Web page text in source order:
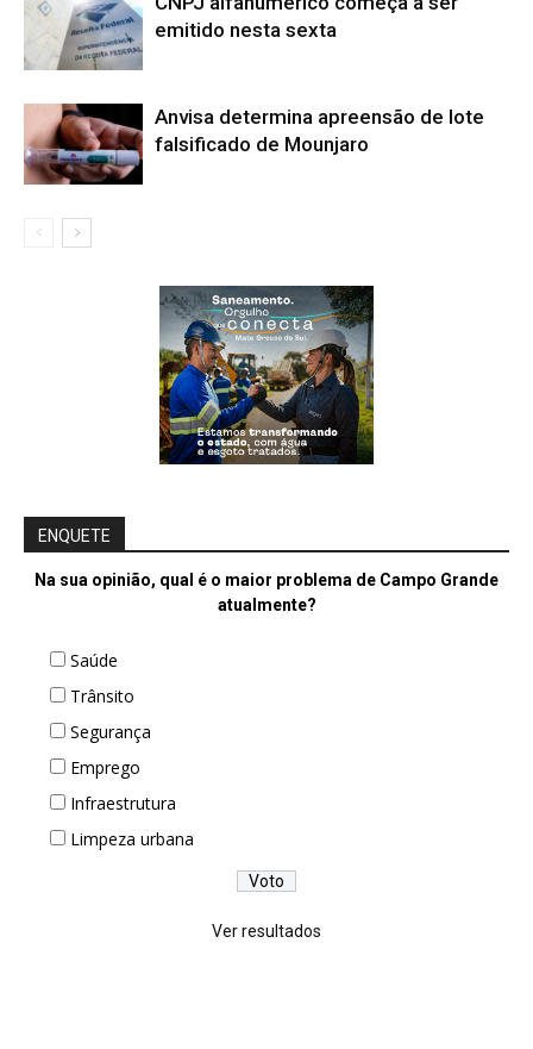
emitido nesta sexta
Anvisa determina apreensão de lote
falsificado de Mounjaro
ENQUETE
Na sua opinião, qual é o maior problema de Campo Grande
atualmente?
Saúde
Trânsito
Segurança
Emprego
Infraestrutura
Limpeza urbana
Ver resultados